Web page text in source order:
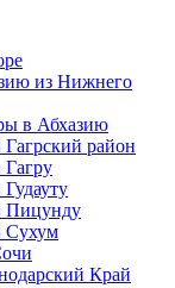
из Нижнего
в Абхазию
район
Пицунду
Сухум
Край